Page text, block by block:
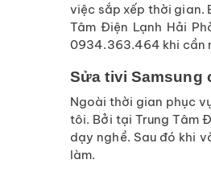
việc sắp xếp thời gian.
Tâm Điện Lạnh Hải
0934.363.464 khi cần
Sửa tivi Samsung
Ngoài thời gian phục
tôi. Bởi tại Trung Tâm
dạy nghề. Sau đó khi
làm.